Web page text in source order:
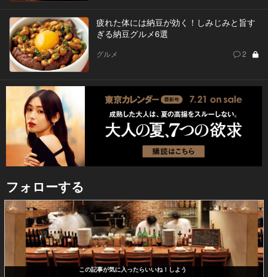
疲れた体には納豆が効く！しみじみと旨す
ぎる納豆グルメ6選
グルメ 2
フォローする
この記事が気に入ったらいいね！しよう